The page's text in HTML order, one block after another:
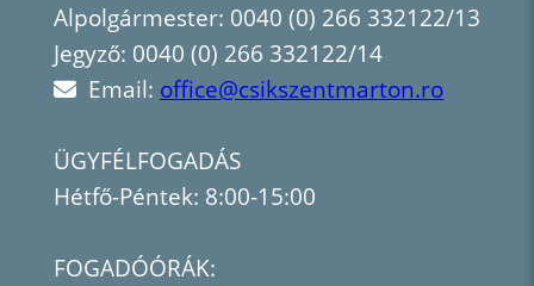
Alpolgármester: 0040 (0) 266 332122/13
Jegyző: 0040 (0) 266 332122/14
Email: office@csikszentmarton.ro
ÜGYFÉLFOGADÁS
Hétfő-Péntek: 8:00-15:00
FOGADÓÓRÁK: